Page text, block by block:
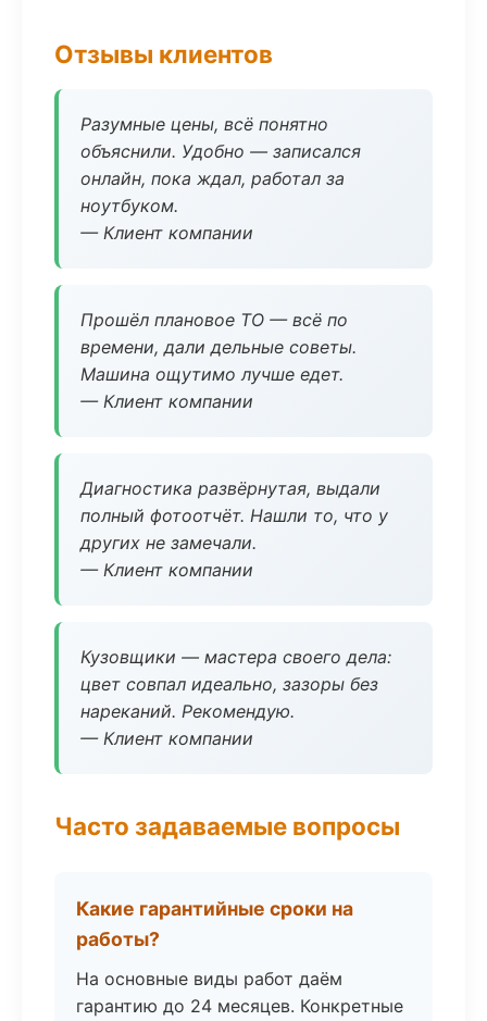
Отзывы клиентов
Разумные цены, всё понятно
объяснили. Удобно — записался
онлайн, пока ждал, работал за
ноутбуком.
— Клиент компании
Прошёл плановое ТО — всё по
времени, дали дельные советы.
Машина ощутимо лучше едет.
— Клиент компании
Диагностика развёрнутая, выдали
полный фотоотчёт. Нашли то, что у
других не замечали.
— Клиент компании
Кузовщики — мастера своего дела:
цвет совпал идеально, зазоры без
нареканий. Рекомендую.
— Клиент компании
Часто задаваемые вопросы
Какие гарантийные сроки на
работы?
На основные виды работ даём
гарантию до 24 месяцев. Конкретные